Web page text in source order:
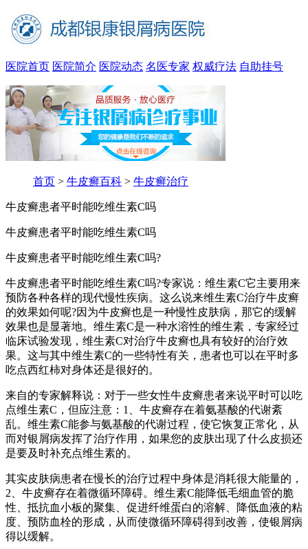
医院首页 医院简介 医院动态 名医专家 权威疗法 自助挂号
首页 > 牛皮癣百科 > 牛皮癣治疗
牛皮癣患者平时能吃维生素C吗
牛皮癣患者平时能吃维生素C吗
牛皮癣患者平时能吃维生素C吗?
牛皮癣患者平时能吃维生素C吗?专家说：维生素C它主要用来
预防各种各样的现代慢性疾病。这么说来维生素C治疗牛皮癣
的效果如何呢?因为牛皮癣也是一种慢性皮肤病，那它的缓解
效果也是显著地。维生素C是一种水溶性的维生素，专家经过
临床试验发现，维生素C对治疗牛皮癣也具有较好的治疗效
果。这与其中维生素C的一些特性有关，患者也可以在平时多
吃点西红柿对身体还是很好的。
来自的专家解释说：对于一些女性牛皮癣患者来说平时可以吃
点维生素C，但应注意：1、牛皮癣存在着氨基酸的代谢紊
乱。维生素C能参与氨基酸的代谢过程，使它恢复正常化，从
而对银屑病发挥了治疗作用，如果您的皮肤出现了什么皮损还
是要及时补充点维生素的。
其实皮肤病患者在慢长的治疗过程中身体是消耗很大能量的，
2、牛皮癣存在着微循环障碍。维生素C能降低毛细血管的脆
性、抵抗血小板的聚集、促进纤维蛋白的溶解、降低血液的粘
度、预防血栓的形成，从而使微循环障碍得到改善，使银屑病
得以缓解。